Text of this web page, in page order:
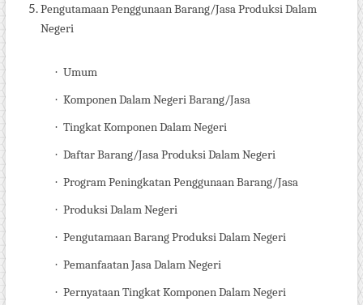
Pengutamaan Penggunaan Barang/JasaProduksi Dalam
Negeri
· Umum
· Komponen Dalam Negeri Barang/Jasa
· Tingkat Komponen Dalam Negeri
· Daftar Barang/Jasa Produksi Dalam Negeri
· Program Peningkatan Penggunaan Barang/Jasa
· Produksi Dalam Negeri
· Pengutamaan Barang Produksi Dalam Negeri
· Pemanfaatan Jasa Dalam Negeri
· Pernyataan Tingkat Komponen Dalam Negeri